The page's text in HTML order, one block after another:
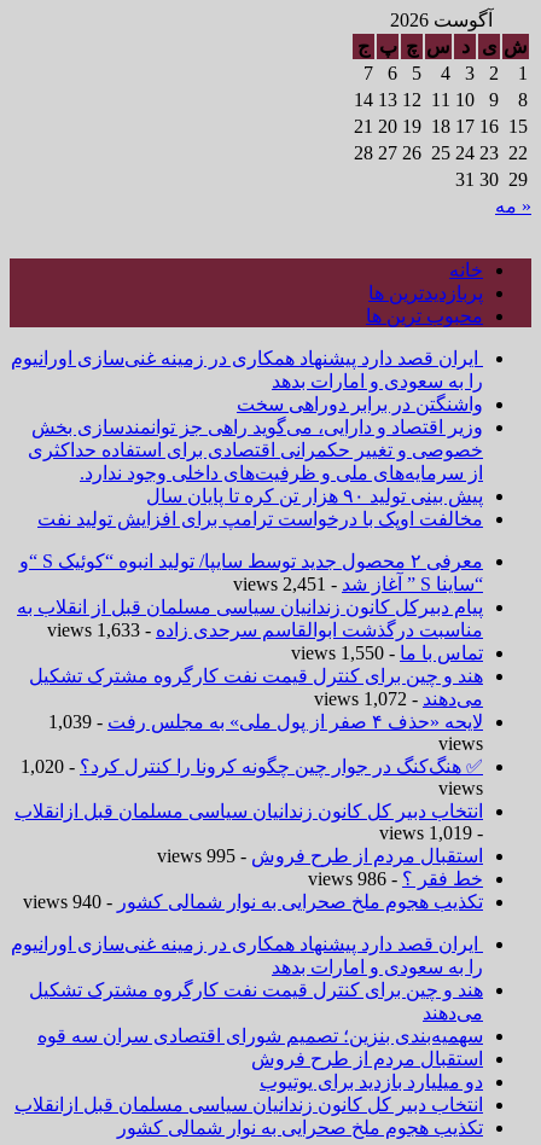
آگوست 2026
ش ی د س چ پ ج
1
2
3
4
5
6
7
8
9
10
11
12
13
14
15
16
17
18
19
20
21
22
23
24
25
26
27
28
29
30
31
« مه
خانه
پربازدیدترین ها
محبوب ترین ها
ایران قصد دارد پیشنهاد همکاری در زمینه غنی‌سازی اورانیوم
را به سعودی و امارات بدهد
واشنگتن در برابر دوراهی سخت
وزیر اقتصاد و دارایی، می‌گوید راهی جز توانمندسازی بخش
خصوصی و تغییر حکمرانی اقتصادی برای استفاده حداکثری
از سرمایه‌های ملی و ظرفیت‌های داخلی وجود ندارد.
پیش بینی تولید ۹۰ هزار تن کره تا پایان سال
مخالفت اوپک با درخواست ترامپ برای افزایش تولید نفت
معرفی ۲ محصول جدید توسط سایپا/ تولید انبوه “کوئیک S “و
“ساینا S ” آغاز شد
- 2,451 views
پیام دبیرکل کانون زندانیان سیاسی مسلمان قبل از انقلاب به
مناسبت درگذشت ابوالقاسم سرحدی زاده - 1,633 views
تماس با ما - 1,550 views
هند و چین برای کنترل قیمت نفت کارگروه مشترک تشکیل
می‌دهند - 1,072 views
لایحه «حذف ۴ صفر از پول ملی» به مجلس رفت
- 1,039
views
✅ هنگ‌کنگ در جوار چین چگونه کرونا را کنترل کرد؟
- 1,020
views
انتخاب دبیر کل کانون زندانیان سیاسی مسلمان قبل ازانقلاب
- 1,019 views
استقبال مردم از طرح فروش - 995 views
خط فقر ؟ - 986 views
تکذیب هجوم ملخ صحرایی به نوار شمالی کشور - 940 views
ایران قصد دارد پیشنهاد همکاری در زمینه غنی‌سازی اورانیوم
را به سعودی و امارات بدهد
هند و چین برای کنترل قیمت نفت کارگروه مشترک تشکیل
می‌دهند
سهمیه‌بندی بنزین؛ تصمیم شورای اقتصادی سران سه قوه
استقبال مردم از طرح فروش
دو میلیارد بازدید برای یوتیوب
انتخاب دبیر کل کانون زندانیان سیاسی مسلمان قبل ازانقلاب
تکذیب هجوم ملخ صحرایی به نوار شمالی کشور